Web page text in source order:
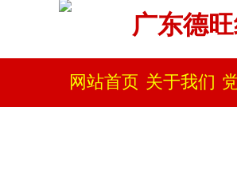
广东德
网站首页 关于我们